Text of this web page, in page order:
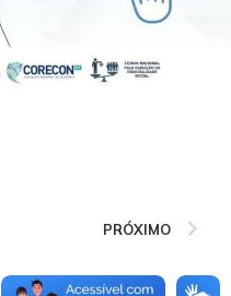
PRÓXIMO